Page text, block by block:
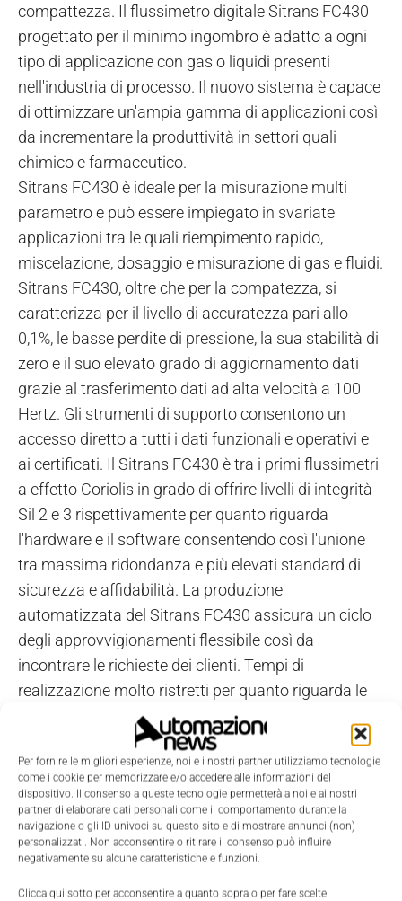
Per fornire le migliori esperienze, noi e i nostri partner utilizziamo tecnologie
come i cookie per memorizzare e/o accedere alle informazioni del
dispositivo. Il consenso a queste tecnologie permetterà a noi e ai nostri
partner di elaborare dati personali come il comportamento durante la
navigazione o gli ID univoci su questo sito e di mostrare annunci (non)
personalizzati. Non acconsentire o ritirare il consenso può influire
negativamente su alcune caratteristiche e funzioni.
Clicca qui sotto per acconsentire a quanto sopra o per fare scelte
compattezza. Il flussimetro digitale Sitrans FC430
progettato per il minimo ingombro è adatto a ogni
tipo di applicazione con gas o liquidi presenti
nell'industria di processo. Il nuovo sistema è capace
di ottimizzare un'ampia gamma di applicazioni così
da incrementare la produttività in settori quali
chimico e farmaceutico.
Sitrans FC430 è ideale per la misurazione multi
parametro e può essere impiegato in svariate
applicazioni tra le quali riempimento rapido,
miscelazione, dosaggio e misurazione di gas e fluidi.
Sitrans FC430, oltre che per la compatezza, si
caratterizza per il livello di accuratezza pari allo
0,1%, le basse perdite di pressione, la sua stabilità di
zero e il suo elevato grado di aggiornamento dati
grazie al trasferimento dati ad alta velocità a 100
Hertz. Gli strumenti di supporto consentono un
accesso diretto a tutti i dati funzionali e operativi e
ai certificati. Il Sitrans FC430 è tra i primi flussimetri
a effetto Coriolis in grado di offrire livelli di integrità
Sil 2 e 3 rispettivamente per quanto riguarda
l'hardware e il software consentendo così l'unione
tra massima ridondanza e più elevati standard di
sicurezza e affidabilità. La produzione
automatizzata del Sitrans FC430 assicura un ciclo
degli approvvigionamenti flessibile così da
incontrare le richieste dei clienti. Tempi di
realizzazione molto ristretti per quanto riguarda le
soluzioni su misura sono garantiti dai robot
assemblatori gestiti da sofisticati sistemi laser 3D.